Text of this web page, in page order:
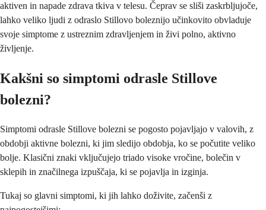
aktiven in napade zdrava tkiva v telesu. Čeprav se sliši zaskrbljujoče,
lahko veliko ljudi z odraslo Stillovo boleznijo učinkovito obvladuje
svoje simptome z ustreznim zdravljenjem in živi polno, aktivno
življenje.
Kakšni so simptomi odrasle Stillove
bolezni?
Simptomi odrasle Stillove bolezni se pogosto pojavljajo v valovih, z
obdobji aktivne bolezni, ki jim sledijo obdobja, ko se počutite veliko
bolje. Klasični znaki vključujejo triado visoke vročine, bolečin v
sklepih in značilnega izpuščaja, ki se pojavlja in izginja.
Tukaj so glavni simptomi, ki jih lahko doživite, začenši z